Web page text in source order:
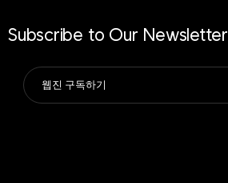
Subscribe to Our Newsletter
Alternative: